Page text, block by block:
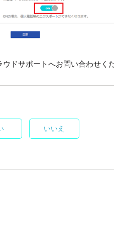
ドサポートへお問い合わせく
いいえ